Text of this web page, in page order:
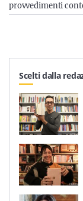
provvedimenti
Scelti dalla